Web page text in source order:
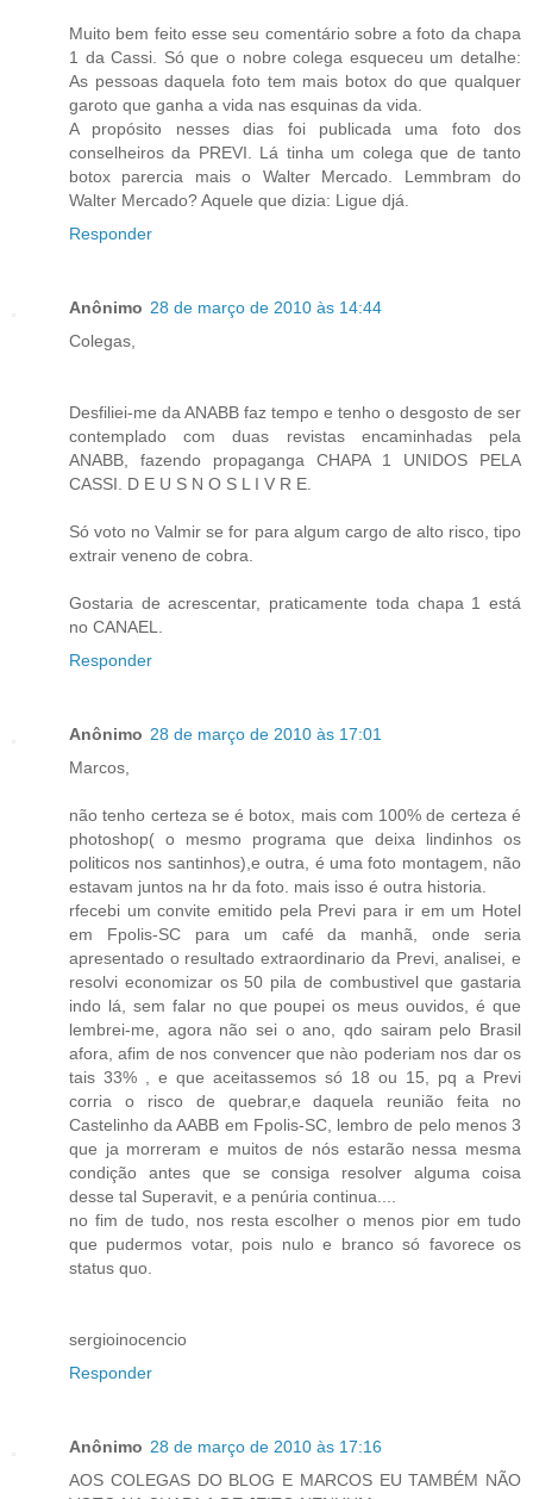
Muito bem feito esse seu comentário sobre a foto da chapa
1 da Cassi. Só que o nobre colega esqueceu um detalhe:
As pessoas daquela foto tem mais botox do que qualquer
garoto que ganha a vida nas esquinas da vida.
A propósito nesses dias foi publicada uma foto dos
conselheiros da PREVI. Lá tinha um colega que de tanto
botox parercia mais o Walter Mercado. Lemmbram do
Walter Mercado? Aquele que dizia: Ligue djá.
Responder
Anônimo 28 de março de 2010 às 14:44
Colegas,
Desfiliei-me da ANABB faz tempo e tenho o desgosto de ser
contemplado com duas revistas encaminhadas pela
ANABB, fazendo propaganga CHAPA 1 UNIDOS PELA
CASSI. D E U S N O S L I V R E.
Só voto no Valmir se for para algum cargo de alto risco, tipo
extrair veneno de cobra.
Gostaria de acrescentar, praticamente toda chapa 1 está
no CANAEL.
Responder
Anônimo 28 de março de 2010 às 17:01
Marcos,
não tenho certeza se é botox, mais com 100% de certeza é
photoshop( o mesmo programa que deixa lindinhos os
politicos nos santinhos),e outra, é uma foto montagem, não
estavam juntos na hr da foto. mais isso é outra historia.
rfecebi um convite emitido pela Previ para ir em um Hotel
em Fpolis-SC para um café da manhã, onde seria
apresentado o resultado extraordinario da Previ, analisei, e
resolvi economizar os 50 pila de combustivel que gastaria
indo lá, sem falar no que poupei os meus ouvidos, é que
lembrei-me, agora não sei o ano, qdo sairam pelo Brasil
afora, afim de nos convencer que nào poderiam nos dar os
tais 33% , e que aceitassemos só 18 ou 15, pq a Previ
corria o risco de quebrar,e daquela reunião feita no
Castelinho da AABB em Fpolis-SC, lembro de pelo menos 3
que ja morreram e muitos de nós estarão nessa mesma
condição antes que se consiga resolver alguma coisa
desse tal Superavit, e a penúria continua....
no fim de tudo, nos resta escolher o menos pior em tudo
que pudermos votar, pois nulo e branco só favorece os
status quo.
sergioinocencio
Responder
Anônimo 28 de março de 2010 às 17:16
AOS COLEGAS DO BLOG E MARCOS EU TAMBÉM NÃO